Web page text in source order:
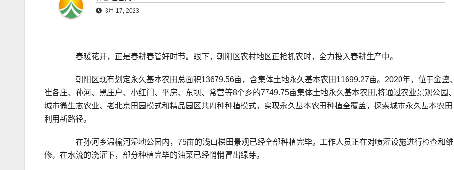
3月 17, 2023
春暖花开，正是春耕春管好时节。眼下，朝阳区农村地区正抢抓农时，全力投入春耕生产中。
朝阳区现有划定永久基本农田总面积13679.56亩，含集体土地永久基本农田11699.27亩。2020年，位于金盏、
崔各庄、孙河、黑庄户、小红门、平房、东坝、常营等8个乡的7749.75亩集体土地永久基本农田,将通过农业景观公园、
城市微生态农业、老北京田园模式和精品园区共四种种植模式，实现永久基本农田种植全覆盖，探索城市永久基本农田
利用新路径。
在孙河乡温榆河湿地公园内，75亩的浅山梯田景观已经全部种植完毕。工作人员正在对喷灌设施进行检查和维
修。在水流的浇灌下，部分种植完毕的油菜已经悄悄冒出绿芽。